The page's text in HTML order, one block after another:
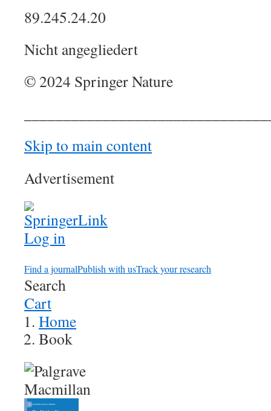
89.245.24.20
Nicht angegliedert
© 2024 Springer Nature
Skip to main content
Advertisement
Log in
Find a journalPublish with usTrack your research
Search
Cart
Home
Book